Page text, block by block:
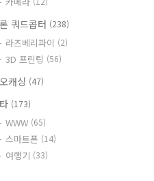
쿼드콥터 (238)
라즈베리파이 (2)
3D 프린팅 (56)
캐싱 (47)
(173)
WWW (65)
스마트폰 (14)
여행기 (33)